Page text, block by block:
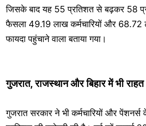
जिसके बाद यह 55 प्रतिशत से बढ़कर 58
फैसला 49.19 लाख कर्मचारियों और 68.72
फायदा पहुंचाने वाला बताया गया।
गुजरात, राजस्थान और बिहार में भी राहत
गुजरात सरकार ने भी कर्मचारियों और